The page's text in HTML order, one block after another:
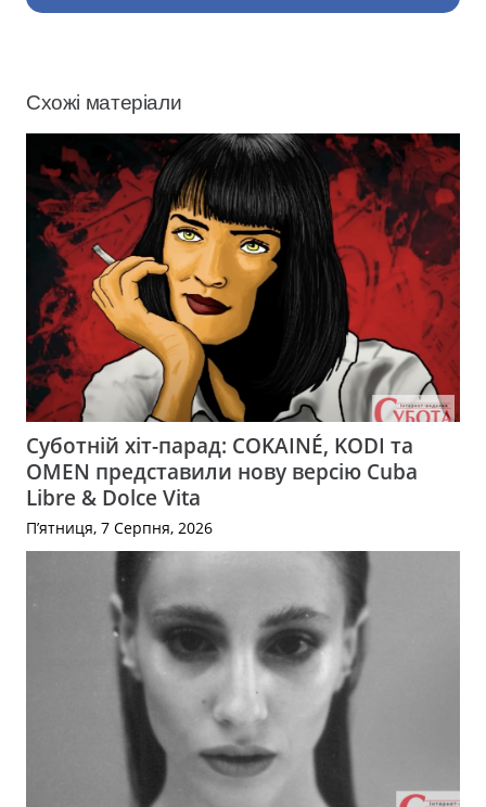
Схожі матеріали
Суботній хіт-парад: COKAINÉ, KODI та
OMEN представили нову версію Cuba
Libre & Dolce Vita
П’ятниця, 7 Серпня, 2026